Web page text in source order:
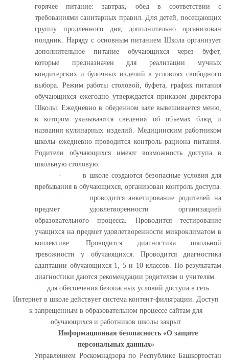
горячее питание: завтрак, обед в соответствии с
требованиями санитарных правил. Для детей, посещающих
группу продленного дня, дополнительно организован
полдник. Наряду с основным питанием Школа организует
дополнительное питание обучающихся через буфет,
которые предназначен для реализации мучных
кондитерских и булочных изделий в условиях свободного
выбора. Режим работы столовой, буфета, график питания
обучающихся ежегодно утверждается приказом директора
Школы. Ежедневно в обеденном зале вывешивается меню,
в котором указываются сведения об объемах блюд и
названия кулинарных изделий. Медицинским работником
школы ежедневно проводится контроль рациона питания.
Родители обучающихся имеют возможность доступа в
школьную столовую.
·
в школе создаются безопасные условия для
пребывания в обучающихся, организован контроль доступа.
·
проводится анкетирование родителей на
предмет удовлетворенности организацией
образовательного процесса. Проводится тестирование
учащихся на предмет удовлетворенности микроклиматом в
коллективе. Проводится диагностика школьной
тревожности у обучающихся. Проводится диагностика
адаптации обучающихся 1, 5 и 10 классов. По результатам
диагностики даются рекомендации родителям и учителям.
для обеспечения безопасных условий доступа в сеть
Интернет в школе действует система контент-фильтрации. Доступ
к запрещенным в образовательном процессе сайтам для
обучающихся и работников школы закрыт
Информационная безопасность «О защите
персональных данных»
Управлением Роскомнадзора по Республике Башкортостан